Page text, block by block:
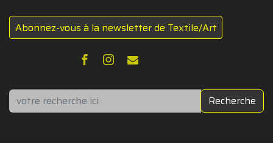
Abonnez-vous à la newsletter de Textile/Art
Rechercher Recherche